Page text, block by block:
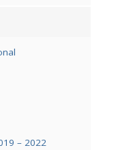
– 2022